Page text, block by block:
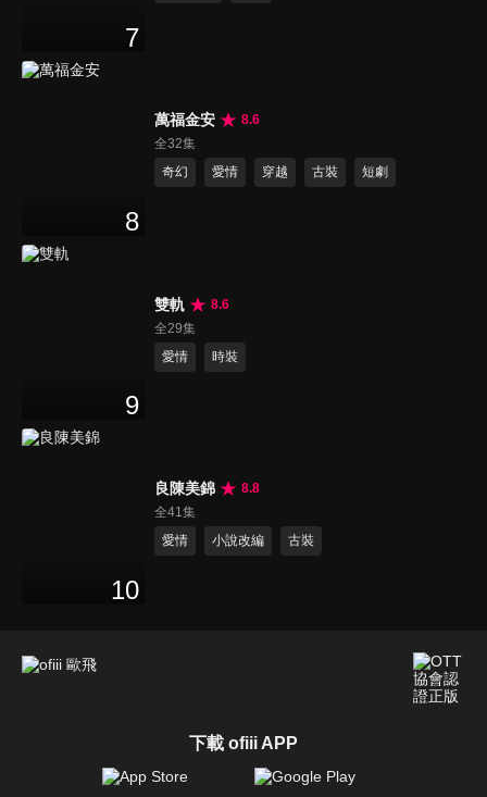
7
8
萬福金安
8.6
全32集
奇幻
愛情 穿越 古裝 短劇
9
雙軌
8.6
全29集
愛情
時裝
10
良陳美錦
8.8
全41集
愛情
小說改編 古裝
下載 ofiii APP